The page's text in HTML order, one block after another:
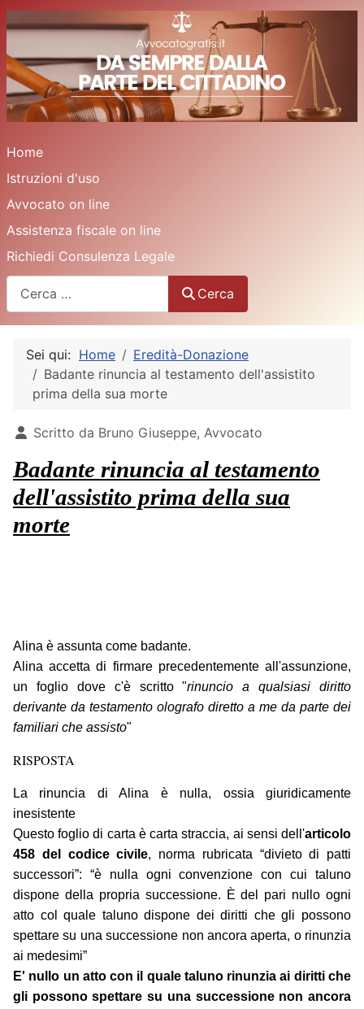
Home
Istruzioni d'uso
Avvocato on line
Assistenza fiscale on line
Richiedi Consulenza Legale
Cerca
Sei qui: Home
Eredità-Donazione
Badante rinuncia al testamento dell'assistito
prima della sua morte
Dettagli
Scritto da Bruno Giuseppe, Avvocato
Badante rinuncia al testamento
dell'assistito prima della sua
morte
Alina è assunta come badante.
Alina accetta di firmare precedentemente all'assunzione,
un foglio dove c'è scritto "rinuncio a qualsiasi diritto
derivante da testamento olografo diretto a me da parte dei
familiari che assisto"
RISPOSTA
La rinuncia di Alina è nulla, ossia giuridicamente
inesistente
Questo foglio di carta è carta straccia, ai sensi dell'articolo
458 del codice civile, norma rubricata “divieto di patti
successori”: “è nulla ogni convenzione con cui taluno
dispone della propria successione. È del pari nullo ogni
atto col quale taluno dispone dei diritti che gli possono
spettare su una successione non ancora aperta, o rinunzia
ai medesimi”
E' nullo un atto con il quale taluno rinunzia ai diritti che
gli possono spettare su una successione non ancora